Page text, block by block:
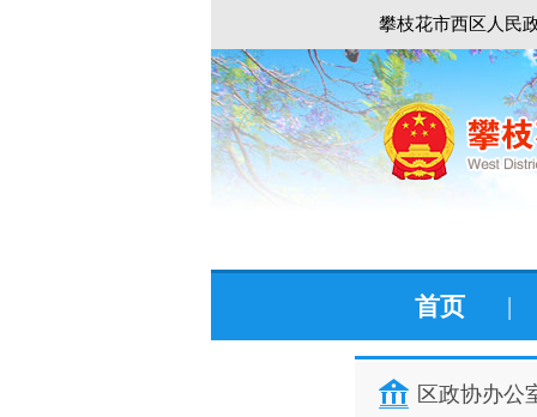
攀枝花市西区人民
首页 |
区政协办公